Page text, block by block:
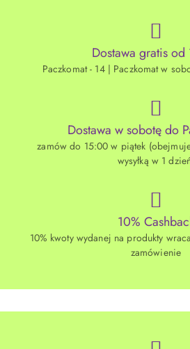
Dostawa gratis od
Paczkomat - 14 | Paczkomat w
Dostawa w sobotę do
zamów do 15:00 w piątek
wysyłką w 1
10%
10% kwoty wydanej na produkty
zamówienie